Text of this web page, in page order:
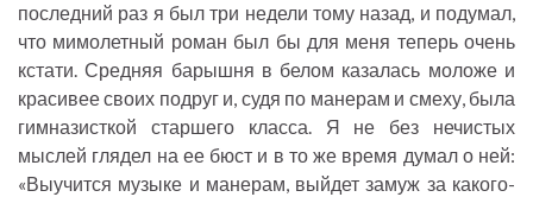
последний раз я был три недели тому назад, и подумал,
что мимолетный роман был бы для меня теперь очень
кстати. Средняя барышня в белом казалась моложе и
красивее своих подруг и, судя по манерам и смеху, была
гимназисткой старшего класса. Я не без нечистых
мыслей глядел на ее бюст и в то же время думал о ней:
«Выучится музыке и манерам, выйдет замуж за какого-